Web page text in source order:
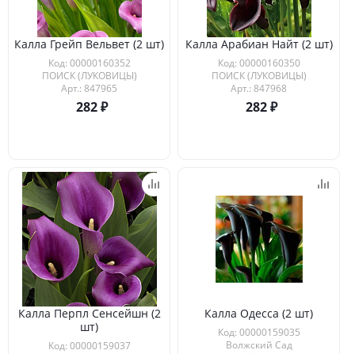
Калла Грейп Вельвет (2 шт)
Код: 00000160352
ПОИСК (ЛУКОВИЦЫ)
Арт.: 847965
282
Калла Арабиан Найт (2 шт)
Код: 00000160350
ПОИСК (ЛУКОВИЦЫ)
Арт.: 847968
282
Калла Перпл Сенсейшн (2
шт)
Код: 00000159037
Калла Одесса (2 шт)
Код: 00000159035
Волжский Сад